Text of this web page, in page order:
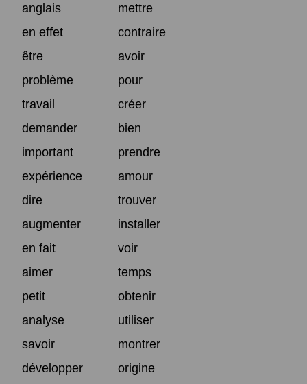
anglais
mettre
en effet
contraire
être
avoir
problème
pour
travail
créer
demander
bien
important
prendre
expérience
amour
dire
trouver
augmenter
installer
en fait
voir
aimer
temps
petit
obtenir
analyse
utiliser
savoir
montrer
développer
origine